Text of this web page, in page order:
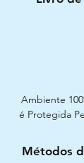
Ambiente
é Protegida
Métodos